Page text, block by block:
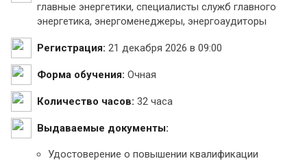
главные энергетики, специалисты служб главного
энергетика, энергоменеджеры, энергоаудиторы
Регистрация: 21 декабря 2026 в 09:00
Форма обучения: Очная
Количество часов: 32 часа
Выдаваемые документы:
Удостоверение о повышении квалификации